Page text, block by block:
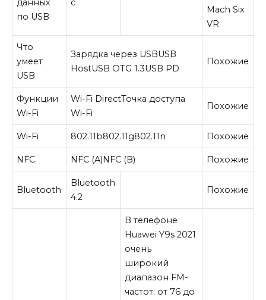
данных
по USB
с
Что
умеет
USB
Зарядка через USBUSB
HostUSB OTG 1.3USB PD
Похожие
Функции
Wi-Fi
Wi-Fi DirectТочка доступа
Wi-Fi
Похожие
Wi-Fi 802.11b802.11g802.11n Похожие
NFC NFC (A)NFC (B) Похожие
Bluetooth
Bluetooth
4.2
Похожие
В телефоне
Huawei Y9s 2021
очень
широкий
диапазон FM-
частот: от 76 до